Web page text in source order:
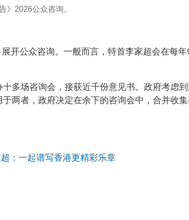
》2026公众咨询。
开公众咨询。一般而言，特首李家超会在每年
多场咨询会，接获近千份意见书。政府考虑
两者，政府决定在余下的咨询会中，合并收
：一起谱写香港更精彩乐章